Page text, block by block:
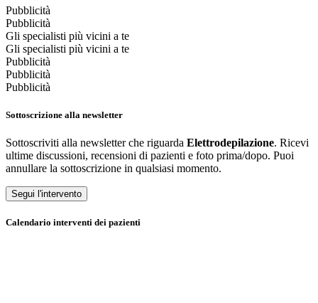
Pubblicità
Pubblicità
Gli specialisti più vicini a te
Gli specialisti più vicini a te
Pubblicità
Pubblicità
Pubblicità
Sottoscrizione alla newsletter
Sottoscriviti alla newsletter che riguarda Elettrodepilazione. Ricevi
ultime discussioni, recensioni di pazienti e foto prima/dopo. Puoi
annullare la sottoscrizione in qualsiasi momento.
Segui l'intervento
Calendario interventi dei pazienti